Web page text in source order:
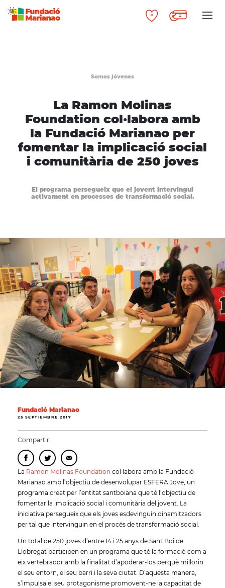
Somos jóvenes
La Ramon Molinas
Foundation col·labora amb
la Fundació Marianao per
fomentar la implicació social
i comunitària de 250 joves
El programa persegueix que el jovent intervingui
activament en processos de transformació social.
Fundació Marianao
25 SEPTIEMBRE 2017
Compartir
La Ramon Molinas Foundation col·labora amb la Fundació
Marianao amb l’objectiu de desenvolupar ESFERA Jove, un
programa creat per l’entitat santboiana que té l’objectiu de
fomentar la implicació social i comunitària del jovent. La
iniciativa persegueix que els joves esdevinguin dinamitzadors
per tal que intervinguin en el procés de transformació social.
Un total de 250 joves d’entre 14 i 25 anys de Sant Boi de
Llobregat participen en un programa que té la formació com a
eix vertebrador amb la finalitat d’apoderar-los perquè millorin
el seu entorn, el seu barri i la seva ciutat. D’aquesta manera,
s’impulsa el seu protagonisme promovent-ne la capacitat de